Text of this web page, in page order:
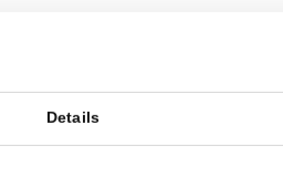
Details
zwischen Newsbit und